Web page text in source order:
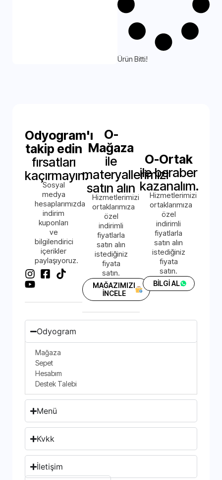
Ürün Bitti!
Odyogram'ı
takip edin
fırsatları
kaçırmayın.
Sosyal
medya
hesaplarımızda
indirim
kuponları
ve
bilgilendirici
içerikler
paylaşıyoruz.
O-
Mağaza
ile
materyallerimizi
satın alın
Hizmetlerimizi
ortaklarımıza
özel
indirimli
fiyatlarla
satın alın
istediğiniz
fiyata
satın.
MAĞAZIMIZI
İNCELE
O-Ortak
ile beraber
kazanalım.
Hizmetlerimizi
ortaklarımıza
özel
indirimli
fiyatlarla
satın alın
istediğiniz
fiyata
satın.
BİLGİ AL
Odyogram
Mağaza
Sepet
Hesabım
Destek Talebi
Menü
Kvkk
İletişim